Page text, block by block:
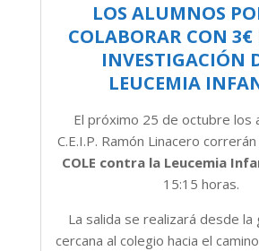
LOS ALUMNOS
COLABORAR CON 3€
INVESTIGACIÓN
LEUCEMIA
El próximo 25 de octubre los
C.E.I.P. Ramón Linacero correrán
COLE contra la Leucemia
15:15 horas.
La salida se realizará desde la
cercana al colegio hacia el